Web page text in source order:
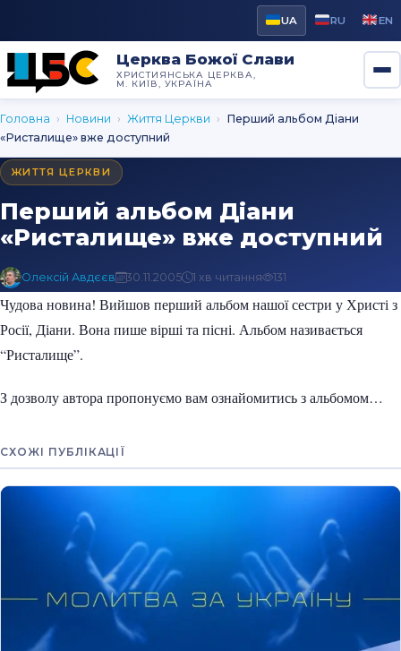
UA RU EN
Церква Божої Слави
ХРИСТИЯНСЬКА ЦЕРКВА,
М. КИЇВ, УКРАЇНА
Головна › Новини › Життя Церкви › Перший альбом Діани
«Ристалище» вже доступний
ЖИТТЯ ЦЕРКВИ
Перший альбом Діани
«Ристалище» вже доступний
Олексій Авдєєв 30.11.2005 1 хв читання 131
Чудова новина! Вийшов перший альбом нашої сестри у Христі з
Росії, Діани. Вона пише вірші та пісні. Альбом називається
“Ристалище”.
З дозволу автора пропонуємо вам ознайомитись з альбомом…
СХОЖІ ПУБЛІКАЦІЇ